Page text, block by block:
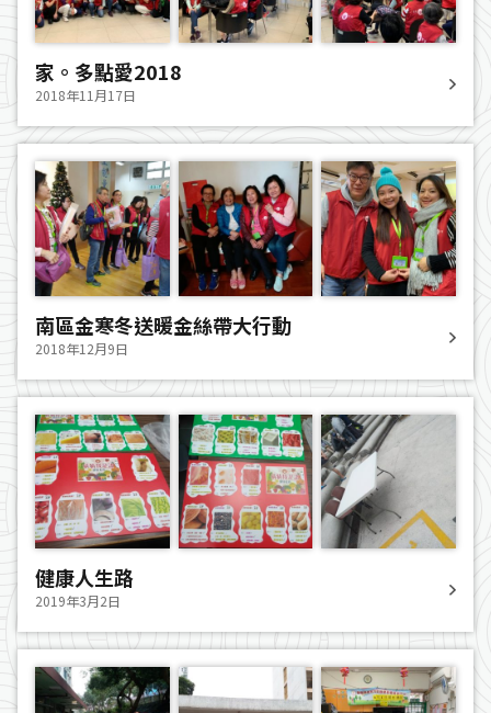
家。多點愛2018
2018年11月17日
南區金寒冬送暖金絲帶大行動
2018年12月9日
健康人生路
2019年3月2日